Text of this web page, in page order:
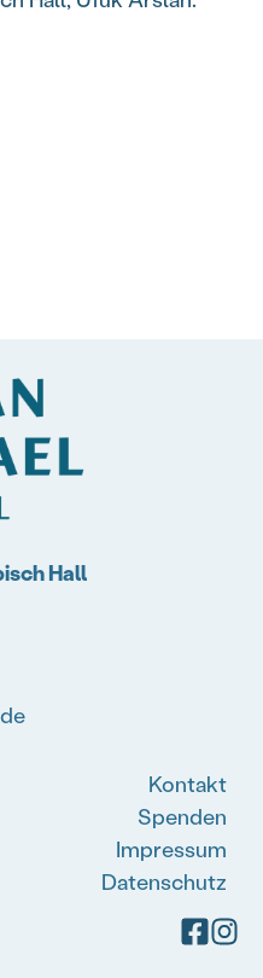
Hall
Kontakt
Spenden
Impressum
Datenschutz